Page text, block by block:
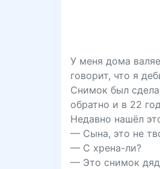
У меня дома
говорит, что я
Снимок был
обратно и в 22
Недавно нашёл
— Сына, это не
— С хрена-ли?
— Это снимок